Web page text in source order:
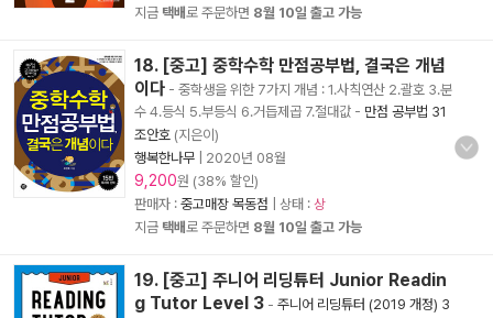
지금 택배로 주문하면 8월 10일 출고 가능
18. [중고] 중학수학 만점공부법, 결국은 개념
이다 - 중학생을 위한 7가지 개념 : 1.사칙연산 2.괄호 3.분
수 4.등식 5.부등식 6.거듭제곱 7.절대값 - 만점 공부법 31
조안호 (지은이)
행복한나무
2020년 08월
9,200원 (38% 할인)
판매자 : 중고매장 목동점 | 상태 : 상
지금 택배로 주문하면 8월 10일 출고 가능
19. [중고] 주니어 리딩튜터 Junior Readin
g Tutor Level 3 - 주니어 리딩튜터 (2019 개정) 3